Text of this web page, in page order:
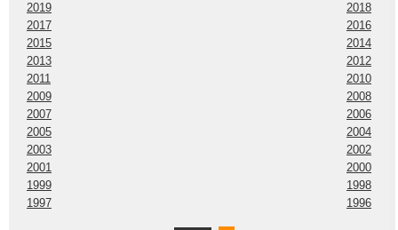
2019
2018
2017
2016
2015
2014
2013
2012
2011
2010
2009
2008
2007
2006
2005
2004
2003
2002
2001
2000
1999
1998
1997
1996